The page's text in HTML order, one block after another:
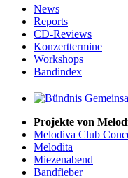
News
Reports
CD-Reviews
Konzerttermine
Workshops
Bandindex
Projekte von
Melodiva Club
Melodita
Miezenabend
Bandfieber